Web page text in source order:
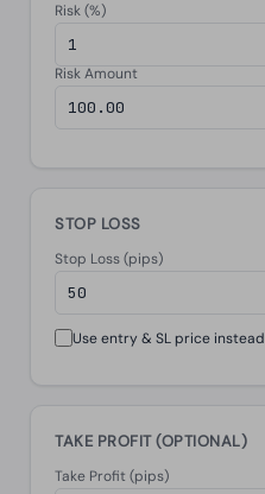
Risk (%)
Risk Amount
STOP LOSS
Stop Loss (pips)
Use entry & SL price instead
TAKE PROFIT (OPTIONAL)
Take Profit (pips)